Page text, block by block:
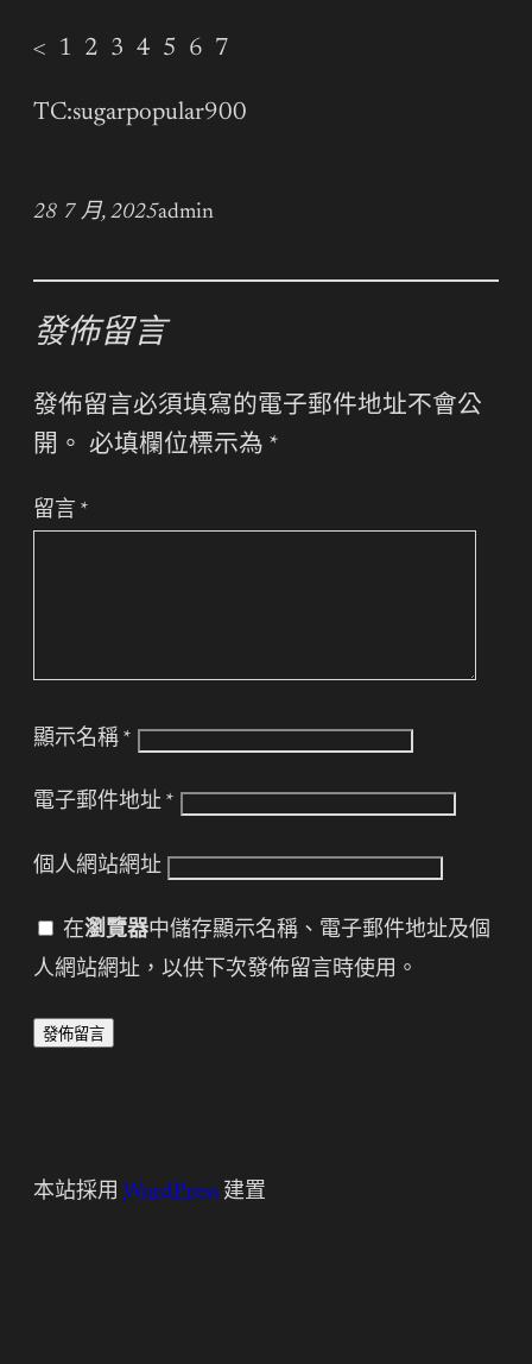
< 1 2 3 4 5 6 7
TC:sugarpopular900
28 7 月, 2025admin
發佈留言
發佈留言必須填寫的電子郵件地址不會公
開。 必填欄位標示為 *
留言 *
顯示名稱 *
電子郵件地址 *
個人網站網址
在瀏覽器中儲存顯示名稱、電子郵件地址及個
人網站網址，以供下次發佈留言時使用。
本站採用 WordPress 建置